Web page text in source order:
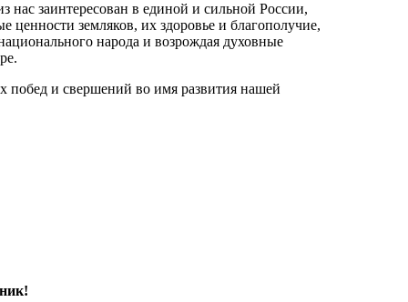
нас заинтересован в единой и сильной России,
земляков, их здоровье и благополучие,
народа и возрождая духовные
побед и свершений во имя развития нашей